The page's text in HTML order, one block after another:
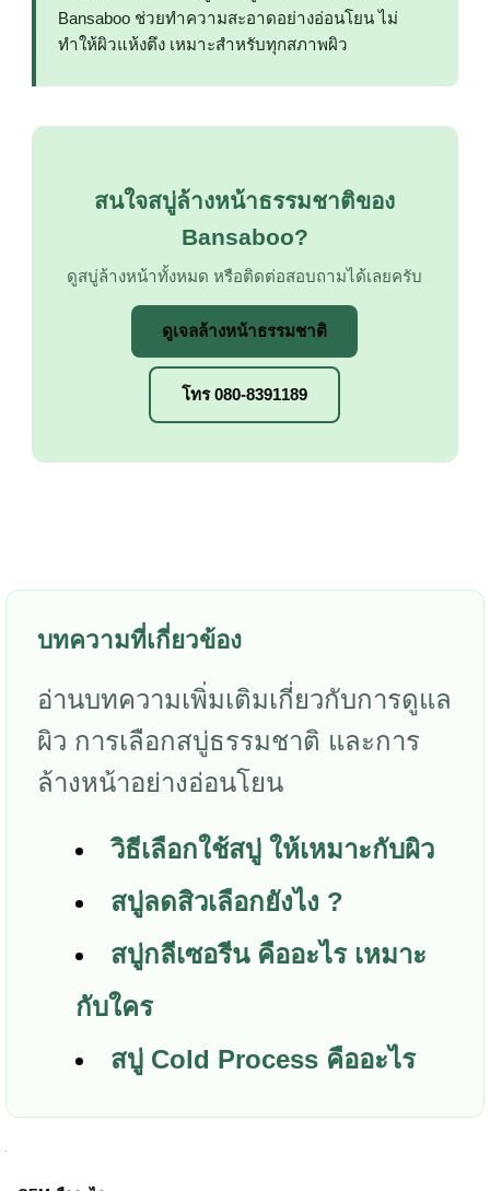
Bansaboo ช่วยทำความสะอาดอย่างอ่อนโยน ไม่
ทำให้ผิวแห้งตึง เหมาะสำหรับทุกสภาพผิว
สนใจสบู่ล้างหน้าธรรมชาติของ
Bansaboo?
ดูสบู่ล้างหน้าทั้งหมด หรือติดต่อสอบถามได้เลยครับ
ดูเจลล้างหน้าธรรมชาติ
โทร 080-8391189
บทความที่เกี่ยวข้อง
อ่านบทความเพิ่มเติมเกี่ยวกับการดูแล
ผิว การเลือกสบู่ธรรมชาติ และการ
ล้างหน้าอย่างอ่อนโยน
วิธีเลือกใช้สบู่ ให้เหมาะกับผิว
สบู่ลดสิวเลือกยังไง ?
สบู่กลีเซอรีน คืออะไร เหมาะ
กับใคร
สบู่ Cold Process คืออะไร